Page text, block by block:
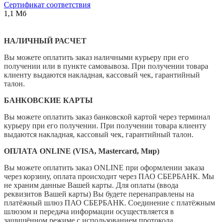
Сертификат соответствия
1,1 Мб
НАЛИЧНЫЙ РАСЧЕТ
Вы можете оплатить заказ наличными курьеру при его
получении или в пункте самовывоза. При получении товара
клиенту выдаются накладная, кассовый чек, гарантийный
талон.
БАНКОВСКИЕ КАРТЫ
Вы можете оплатить заказ банковской картой через терминал
курьеру при его получении. При получении товара клиенту
выдаются накладная, кассовый чек, гарантийный талон.
ОПЛАТА ONLINE (VISA, Mastercard, Мир)
Вы можете оплатить заказ ONLINE при оформлении заказа
через корзину, оплата происходит через ПАО СБЕРБАНК. Мы
не храним данные Вашей карты. Для оплаты (ввода
реквизитов Вашей карты) Вы будете перенаправлены на
платёжный шлюз ПАО СБЕРБАНК. Соединение с платёжным
шлюзом и передача информации осуществляется в